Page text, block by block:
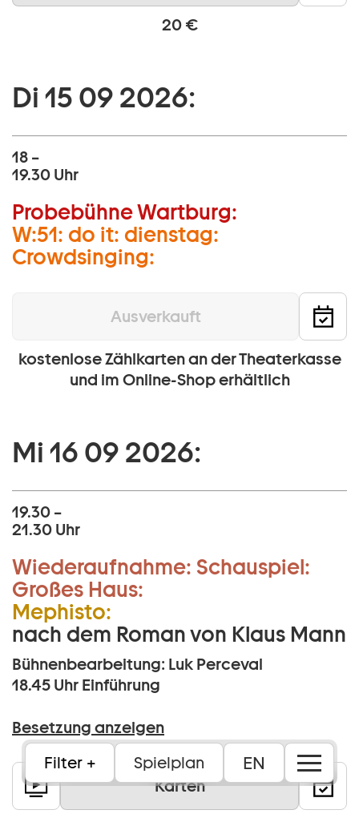
Filter Spielplan EN
20 €
Di 15 09 2026:
18 –
19.30 Uhr
Probebühne Wartburg:
W:51: do it: dienstag:
Crowdsinging:
Ausverkauft
kostenlose Zählkarten an der Theaterkasse
und im Online-Shop erhältlich
Mi 16 09 2026:
19.30 –
21.30 Uhr
Wiederaufnahme: Schauspiel:
Großes Haus:
Mephisto:
nach dem Roman von Klaus Mann
Bühnenbearbeitung: Luk Perceval
18.45 Uhr Einführung
Besetzung anzeigen
Karten